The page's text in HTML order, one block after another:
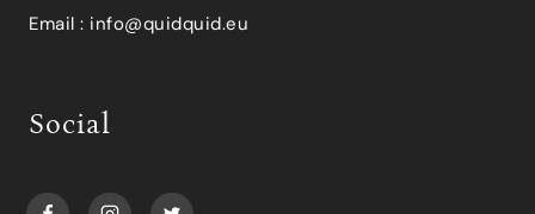
Email : info@quidquid.eu
Social